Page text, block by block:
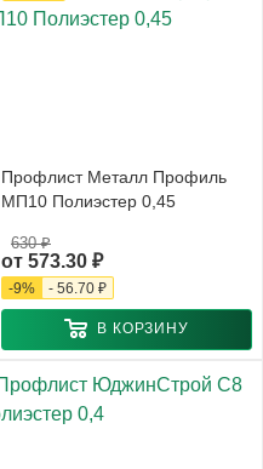
Профлист Металл Профиль
МП10 Полиэстер 0,45
от 573.30 ₽
630 ₽
-9% - 56.70 ₽
В КОРЗИНУ